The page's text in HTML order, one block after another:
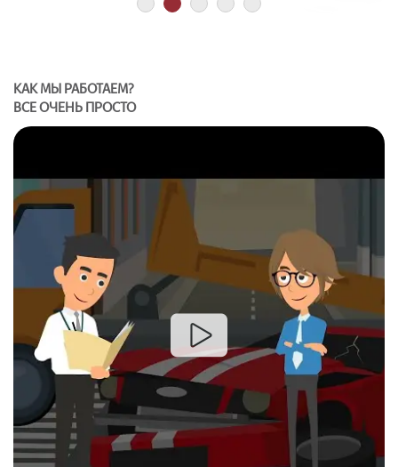
КАК МЫ РАБОТАЕМ?
ВСЕ ОЧЕНЬ ПРОСТО